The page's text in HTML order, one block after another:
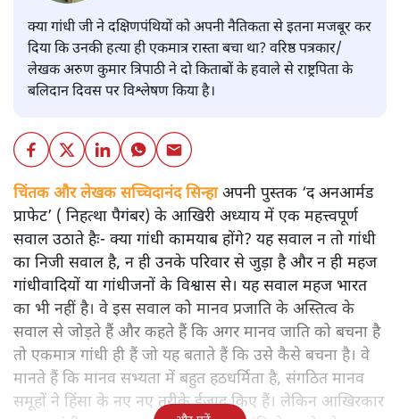
क्या गांधी जी ने दक्षिणपंथियों को अपनी नैतिकता से इतना मजबूर कर
दिया कि उनकी हत्या ही एकमात्र रास्ता बचा था? वरिष्ठ पत्रकार/
लेखक अरुण कुमार त्रिपाठी ने दो किताबों के हवाले से राष्ट्रपिता के
बलिदान दिवस पर विश्लेषण किया है।
चिंतक और लेखक सच्चिदानंद सिन्हाअपनी पुस्तक ‘द अनआर्मड
प्राफेट’ ( निहत्था पैगंबर) के आखिरी अध्याय में एक महत्त्वपूर्ण
सवाल उठाते हैः- क्या गांधी कामयाब होंगे? यह सवाल न तो गांधी
का निजी सवाल है, न ही उनके परिवार से जुड़ा है और न ही महज
गांधीवादियों या गांधीजनों के विश्वास से। यह सवाल महज भारत
का भी नहीं है। वे इस सवाल को मानव प्रजाति के अस्तित्व के
सवाल से जोड़ते हैं और कहते हैं कि अगर मानव जाति को बचना है
तो एकमात्र गांधी ही हैं जो यह बताते हैं कि उसे कैसे बचना है। वे
मानते हैं कि मानव सभ्यता में बहुत हठधर्मिता है, संगठित मानव
समूहों ने हिंसा के नए नए तरीके ईजाद किए हैं। लेकिन आखिरकार